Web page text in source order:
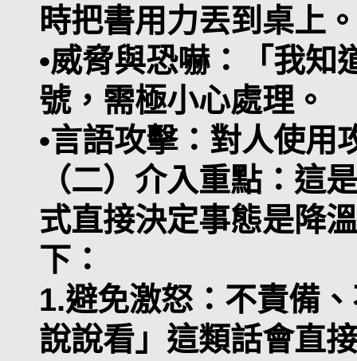
時把書用力丟到桌上。
•威脅與恐嚇：「我
號，需極小心處理。
•言語攻擊：對人使用
（二）介入重點：這
式直接決定事態是降
下：
1.避免激怒：不責備
說說看」這類話會直